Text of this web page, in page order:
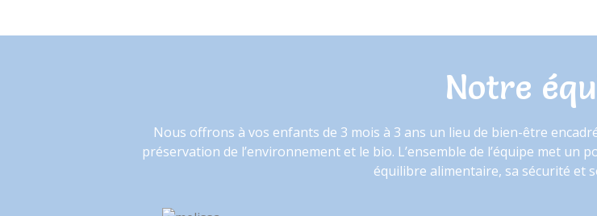
Notre
Nous offrons à vos enfants de 3 mois à 3 ans un lieu de bien-être
préservation de l’environnement et le bio. L’ensemble de l’équipe met un
équilibre alimentaire, sa sécurité et